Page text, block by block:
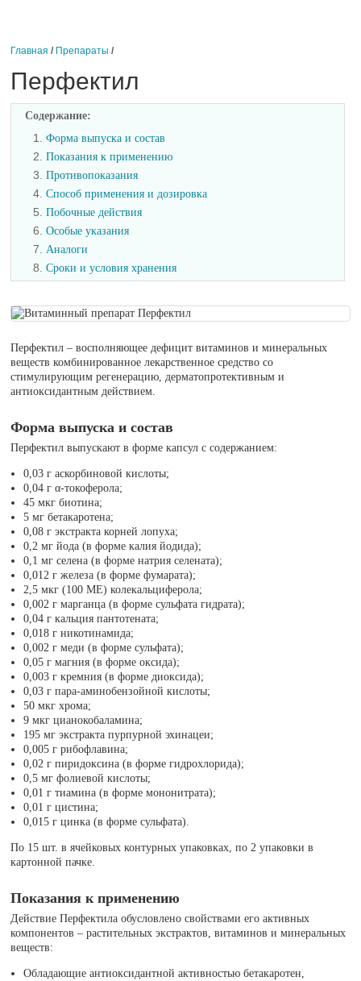
Главная / Препараты /
Перфектил
Содержание:
1.Форма выпуска и состав
2.Показания к применению
3.Противопоказания
4.Способ применения и дозировка
5.Побочные действия
6.Особые указания
7.Аналоги
8.Сроки и условия хранения
Перфектил – восполняющее дефицит витаминов и минеральных
веществ комбинированное лекарственное средство со
стимулирующим регенерацию, дерматопротективным и
антиоксидантным действием.
Форма выпуска и состав
Перфектил выпускают в форме капсул с содержанием:
0,03 г аскорбиновой кислоты;
0,04 г α-токоферола;
45 мкг биотина;
5 мг бетакаротена;
0,08 г экстракта корней лопуха;
0,2 мг йода (в форме калия йодида);
0,1 мг селена (в форме натрия селената);
0,012 г железа (в форме фумарата);
2,5 мкг (100 МЕ) колекальциферола;
0,002 г марганца (в форме сульфата гидрата);
0,04 г кальция пантотената;
0,018 г никотинамида;
0,002 г меди (в форме сульфата);
0,05 г магния (в форме оксида);
0,003 г кремния (в форме диоксида);
0,03 г пара-аминобензойной кислоты;
50 мкг хрома;
9 мкг цианокобаламина;
195 мг экстракта пурпурной эхинацеи;
0,005 г рибофлавина;
0,02 г пиридоксина (в форме гидрохлорида);
0,5 мг фолиевой кислоты;
0,01 г тиамина (в форме мононитрата);
0,01 г цистина;
0,015 г цинка (в форме сульфата).
По 15 шт. в ячейковых контурных упаковках, по 2 упаковки в
картонной пачке.
Показания к применению
Действие Перфектила обусловлено свойствами его активных
компонентов – растительных экстрактов, витаминов и минеральных
веществ:
Обладающие антиоксидантной активностью бетакаротен,